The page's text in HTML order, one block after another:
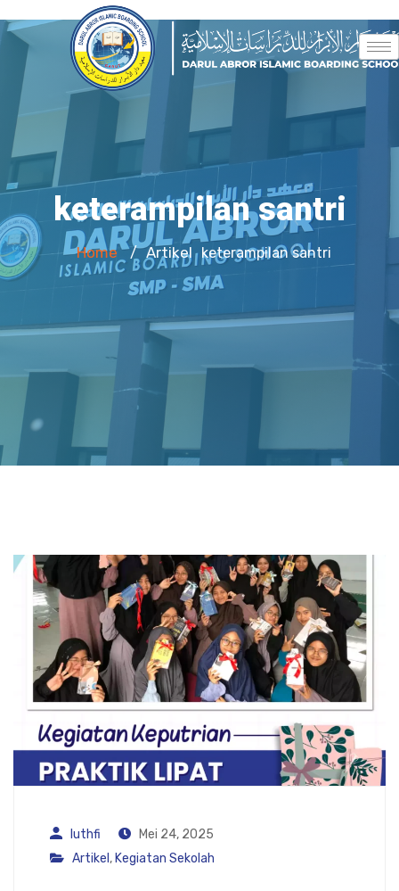
keterampilan santri
Home / Artikel keterampilan santri
luthfi
Mei 24, 2025
Artikel , Kegiatan Sekolah